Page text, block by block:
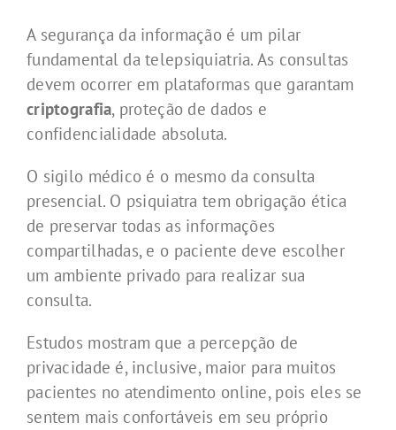
A segurança da informação é um pilar
fundamental da telepsiquiatria. As consultas
devem ocorrer em plataformas que garantam
criptografia, proteção de dados e
confidencialidade absoluta.
O sigilo médico é o mesmo da consulta
presencial. O psiquiatra tem obrigação ética
de preservar todas as informações
compartilhadas, e o paciente deve escolher
um ambiente privado para realizar sua
consulta.
Estudos mostram que a percepção de
privacidade é, inclusive, maior para muitos
pacientes no atendimento online, pois eles se
sentem mais confortáveis em seu próprio